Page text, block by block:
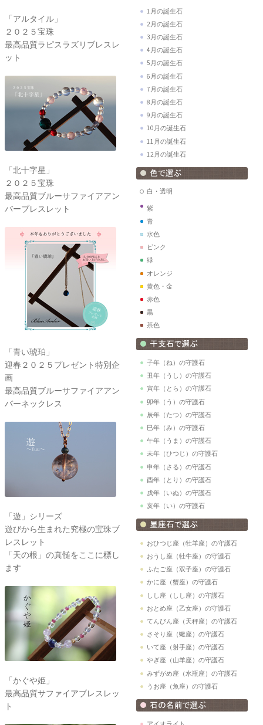
「アルタイル」
２０２５宝珠
最高品質ラピスラズリブレスレ
ット
「北十字星」
２０２５宝珠
最高品質ブルーサファイアアン
バーブレスレット
「青い琥珀」
迎春２０２５プレゼント特別企
画
最高品質ブルーサファイアアン
バーネックレス
「遊」シリーズ
遊びから生まれた究極の宝珠ブ
レスレット
「天の根」の真髄をここに標し
ます
「かぐや姫」
最高品質サファイアブレスレッ
ト
1月の誕生石
2月の誕生石
3月の誕生石
4月の誕生石
5月の誕生石
6月の誕生石
7月の誕生石
8月の誕生石
9月の誕生石
10月の誕生石
11月の誕生石
12月の誕生石
白・透明
紫
青
水色
ピンク
緑
オレンジ
黄色・金
赤色
黒
茶色
子年（ね）の守護石
丑年（うし）の守護石
寅年（とら）の守護石
卯年（う）の守護石
辰年（たつ）の守護石
巳年（み）の守護石
午年（うま）の守護石
未年（ひつじ）の守護石
申年（さる）の守護石
酉年（とり）の守護石
戌年（いぬ）の守護石
亥年（い）の守護石
おひつじ座（牡羊座）の守護石
おうし座（牡牛座）の守護石
ふたご座（双子座）の守護石
かに座（蟹座）の守護石
しし座（しし座）の守護石
おとめ座（乙女座）の守護石
てんびん座（天秤座）の守護石
さそり座（蠍座）の守護石
いて座（射手座）の守護石
やぎ座（山羊座）の守護石
みずがめ座（水瓶座）の守護石
うお座（魚座）の守護石